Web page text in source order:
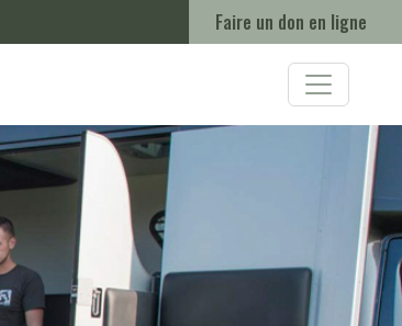
Faire un don en ligne